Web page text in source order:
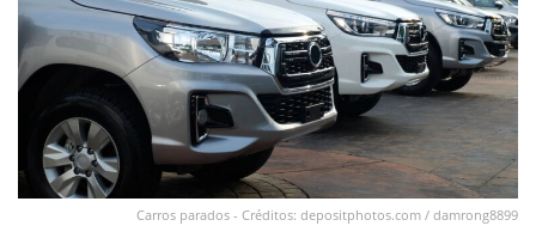
Carros parados - Créditos: depositphotos.com / damrong8899